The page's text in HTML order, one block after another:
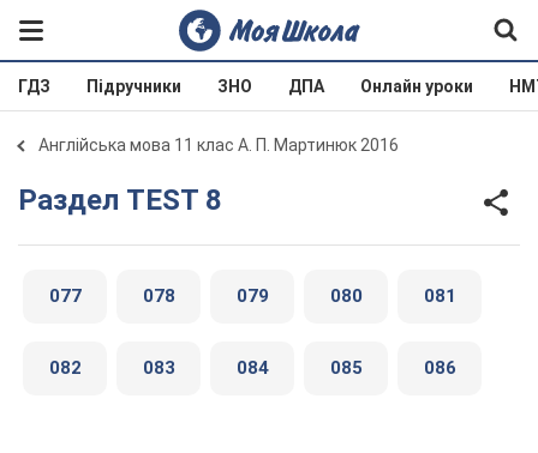
ГДЗ Підручники ЗНО ДПА Онлайн уроки
Англійська мова 11 клас А. П. Мартинюк 2016
Раздел TEST 8
077 078 079 080 081
082 083 084 085 086